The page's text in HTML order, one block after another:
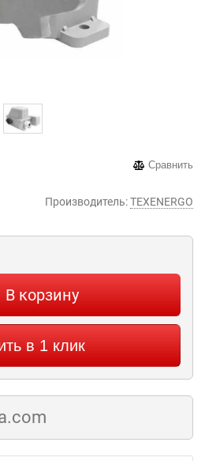
Сравнить
Производитель:TEXENERGO
В корзину
в 1 клик